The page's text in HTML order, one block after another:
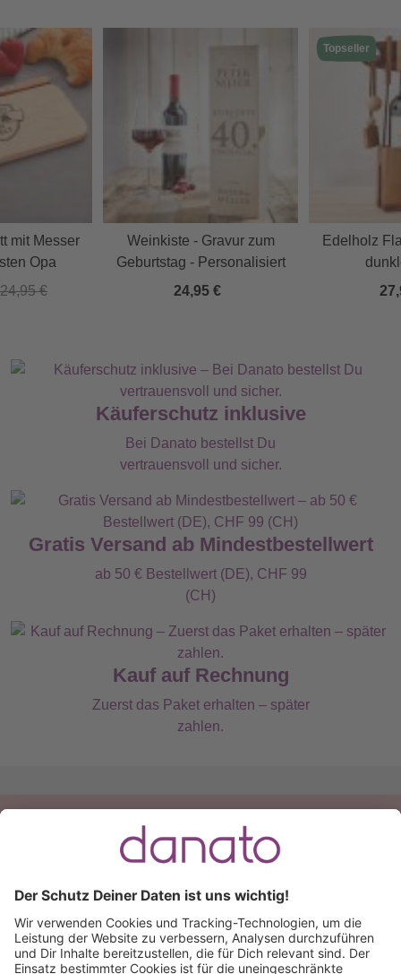
mit Messer
Opa
24,95 €
Weinkiste - Gravur zum
Geburtstag - Personalisiert
24,95 €
Topseller
Edelholz
Käuferschutz inklusive
Bei Danato bestellst Du
vertrauensvoll und sicher.
Gratis Versand ab Mindestbestellwert
ab 50 € Bestellwert (DE), CHF 99
(CH)
Kauf auf Rechnung
Zuerst das Paket erhalten – später
zahlen.
Du hast eine Frage?
+49 (0) 511 51 56 0300
schreib uns eineE-Mail
Käuferschutz inklusive Kauf auf Rechnung